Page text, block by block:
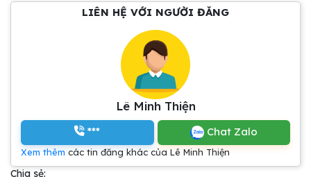
LIÊN HỆ VỚI NGƯỜI ĐĂNG
Lê Minh Thiện
*** Chat Zalo
Xem thêm các tin đăng khác của Lê Minh Thiện
Chia sẻ: